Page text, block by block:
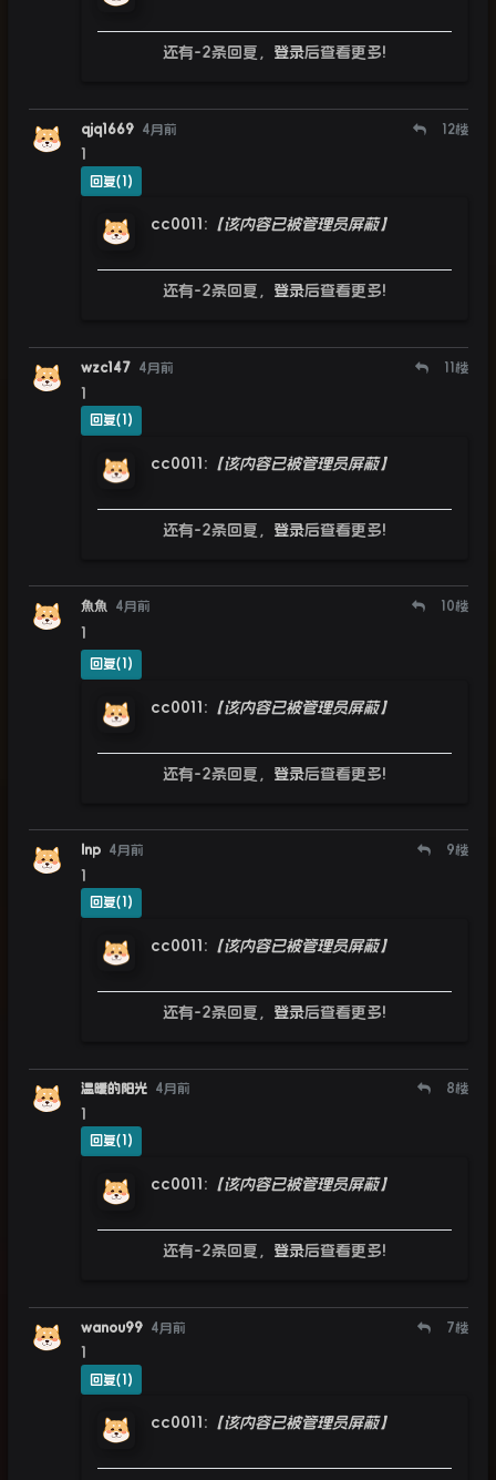
还有-2条回复， 登录后查看更多!
qjq1669 4月前 12楼
1
回复(1)
cc0011 : 【该内容已被管理员屏蔽】
还有-2条回复， 登录后查看更多!
wzc147 4月前 11 楼
1
回复(1)
cc0011 : 【该内容已被管理员屏蔽】
还有-2条回复， 登录后查看更多!
魚魚 4月前 10楼
1
回复(1)
cc0011 : 【该内容已被管理员屏蔽】
还有-2条回复， 登录后查看更多!
lnp 4月前 9楼
1
回复(1)
cc0011 : 【该内容已被管理员屏蔽】
还有-2条回复， 登录后查看更多!
温暖的阳光 4月前 8楼
1
回复(1)
cc0011 : 【该内容已被管理员屏蔽】
还有-2条回复， 登录后查看更多!
wanou99 4月前 7楼
1
回复(1)
cc0011 : 【该内容已被管理员屏蔽】